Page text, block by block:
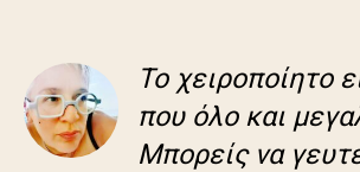
Το χειροποίητο
που όλο και
Μπορείς να